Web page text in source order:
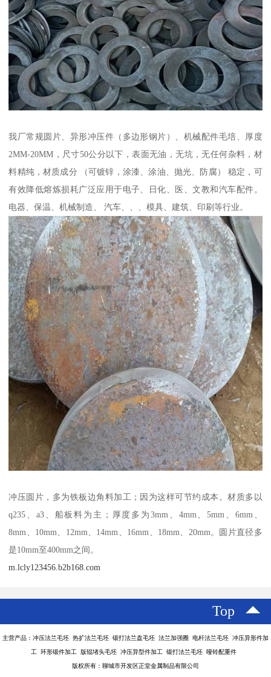
我厂常规圆片、异形冲压件（多边形钢片）、机械配件毛培、厚度
2MM-20MM，尺寸50公分以下，表面无油，无坑，无任何杂料，材
料精纯，材质成分 （可镀锌，涂漆、涂油、抛光、防腐） 稳定，可
有效降低熔炼损耗广泛应用于电子、日化、医、文教和汽车配件。
电器、保温、机械制造、 汽车、、、模具、建筑、印刷等行业。
冲压圆片，多为铁板边角料加工；因为这样可节约成本。材质多以
q235、a3、船板料为主；厚度多为3mm、4mm、5mm、6mm、
8mm、10mm、12mm、14mm、16mm、18mm、20mm。圆片直径多
是10mm至400mm之间。
m.lcly123456.b2b168.com
Top
主营产品：冲压法兰毛坯 热扩法兰毛坯 锻打法兰盘毛坯 法兰加强圈 电杆法兰毛坯 冲压异形件加
工 环形锻件加工 版辊堵头毛坯 冲压异型件加工 锻打法兰毛坯 哑铃配重件
版权所有：聊城市开发区正堂金属制品有限公司